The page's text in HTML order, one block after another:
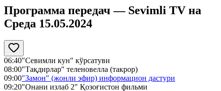
Программа передач — Sevimli TV на
Среда 15.05.2024
06:40"Севимли кун" кўрсатуви
08:00"Тақдирлар" теленовелла (такрор)
09:00"Замон" (жонли эфир) информацион дастури
09:20"Онани излаб 2" Қозоғистон фильми